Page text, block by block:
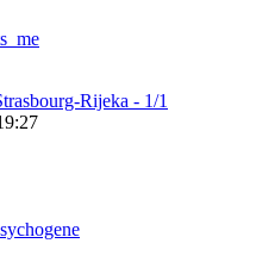
Rijeka - 1/1